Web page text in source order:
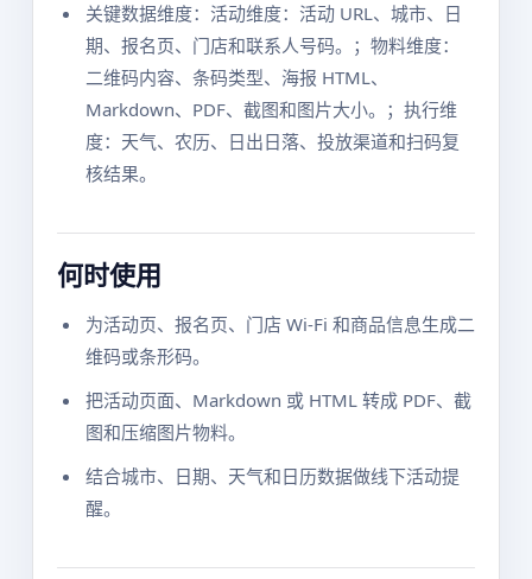
关键数据维度：活动维度：活动 URL、城市、日
期、报名页、门店和联系人号码。；物料维度：
二维码内容、条码类型、海报 HTML、
Markdown、PDF、截图和图片大小。；执行维
度：天气、农历、日出日落、投放渠道和扫码复
核结果。
何时使用
为活动页、报名页、门店 Wi-Fi 和商品信息生成二
维码或条形码。
把活动页面、Markdown 或 HTML 转成 PDF、截
图和压缩图片物料。
结合城市、日期、天气和日历数据做线下活动提
醒。